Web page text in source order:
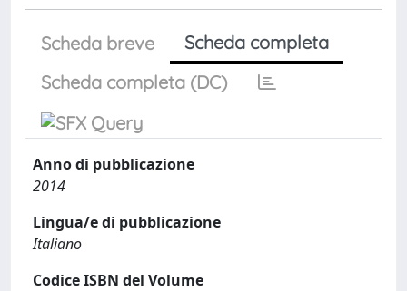
Scheda breve
Scheda completa
Scheda completa (DC)
Anno di pubblicazione
2014
Lingua/e di pubblicazione
Italiano
Codice ISBN del Volume